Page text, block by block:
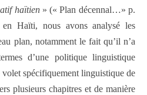
haïtien » (« Plan décennal…» p.
Haïti, nous avons analysé les
plan, notamment le fait qu’il n’a
d’une politique linguistique
spécifiquement linguistique de
plusieurs chapitres et de manière